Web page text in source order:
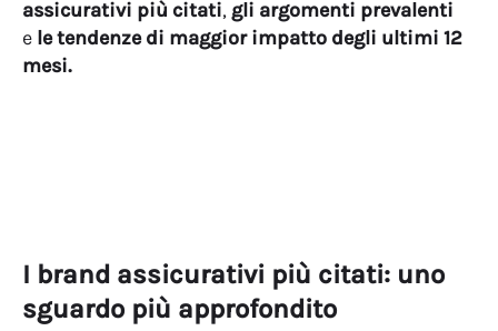
assicurativi più citati,gli argomenti prevalenti
e le tendenze di maggior impatto degli ultimi 12
mesi.
I brand assicurativi più citati: uno
sguardo più approfondito